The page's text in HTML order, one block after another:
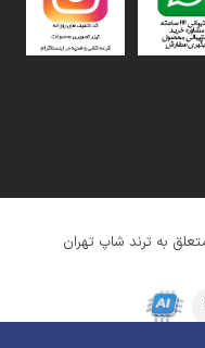
به ترند شاپ تهران